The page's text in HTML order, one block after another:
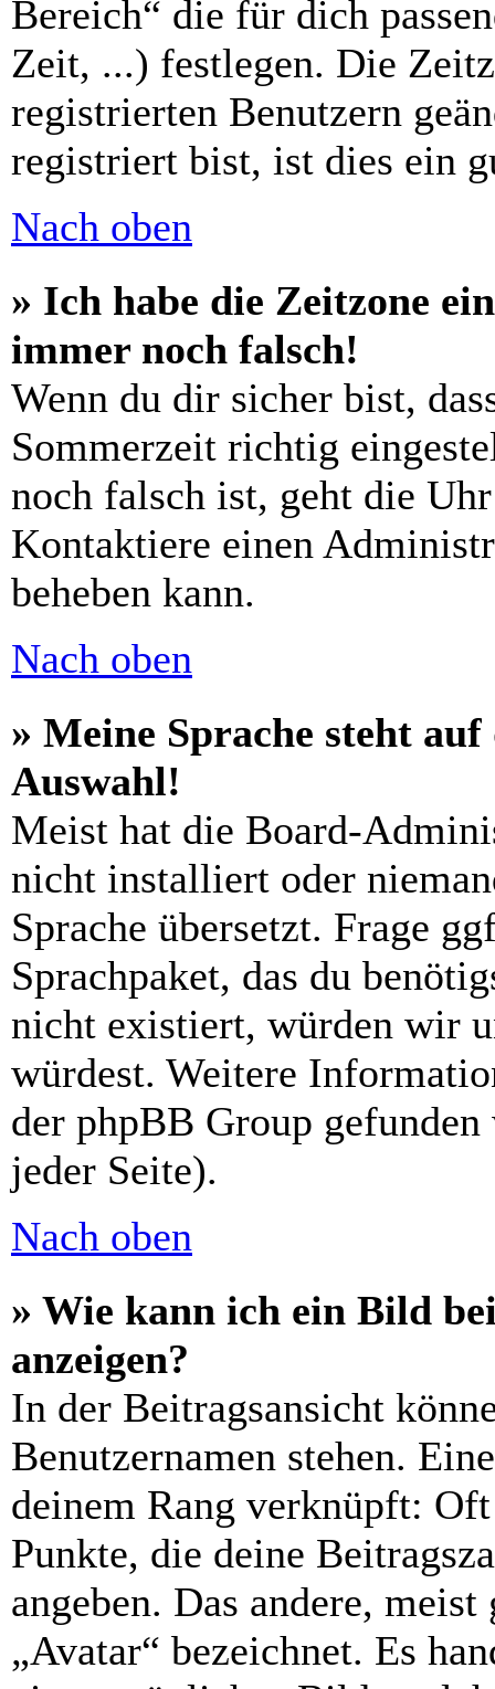
Bereich“ die für dich
Zeit, ...) festlegen. Die
registrierten Benutzern
registriert bist, ist dies ein
Nach oben
» Ich habe die Zeitzone
immer noch falsch!
Wenn du dir sicher bist,
Sommerzeit richtig
noch falsch ist, geht die
Kontaktiere einen
beheben kann.
Nach oben
» Meine Sprache steht
Auswahl!
Meist hat die Board-
nicht installiert oder
Sprache übersetzt. Frage
Sprachpaket, das du
nicht existiert, würden wir
würdest. Weitere
der phpBB Group
jeder Seite).
Nach oben
» Wie kann ich ein Bild
anzeigen?
In der Beitragsansicht
Benutzernamen stehen.
deinem Rang verknüpft:
Punkte, die deine
angeben. Das andere,
„Avatar“ bezeichnet. Es